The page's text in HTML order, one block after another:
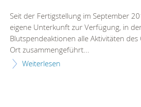
Seit der Fertigstellung im September
eigene Unterkunft zur Verfügung, in
Blutspendeaktionen alle Aktivitäten
Ort zusammengeführt...
Weiterlesen